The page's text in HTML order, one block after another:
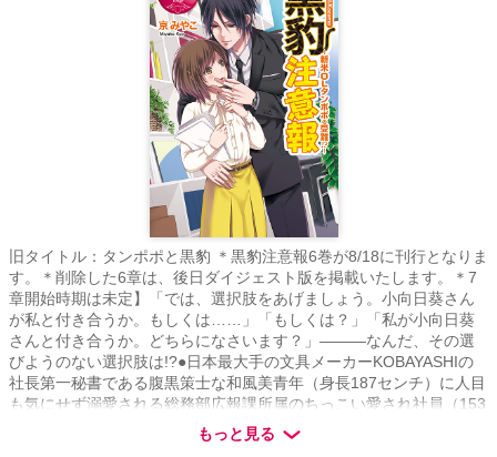
旧タイトル：タンポポと黒豹 ＊黒豹注意報6巻が8/18に刊行となりま
す。＊削除した6章は、後日ダイジェスト版を掲載いたします。＊7
章開始時期は未定】「では、選択肢をあげましょう。小向日葵さん
が私と付き合うか。もしくは……」「もしくは？」「私が小向日葵
さんと付き合うか。どちらになさいます？」―――なんだ、その選
びようのない選択肢は!?●日本最大手の文具メーカーKOBAYASHIの
社長第一秘書である腹黒策士な和風美青年（身長187センチ）に人目
も気にせず溺愛される総務部広報課所属のちっこい愛され社員（153
センチ）のお話です。 もしかしたら、みやこ作品史上、“最狂”な彼
氏を生み出したかもしれません（汗） ●小説家になろう様での規約改
もっと見る